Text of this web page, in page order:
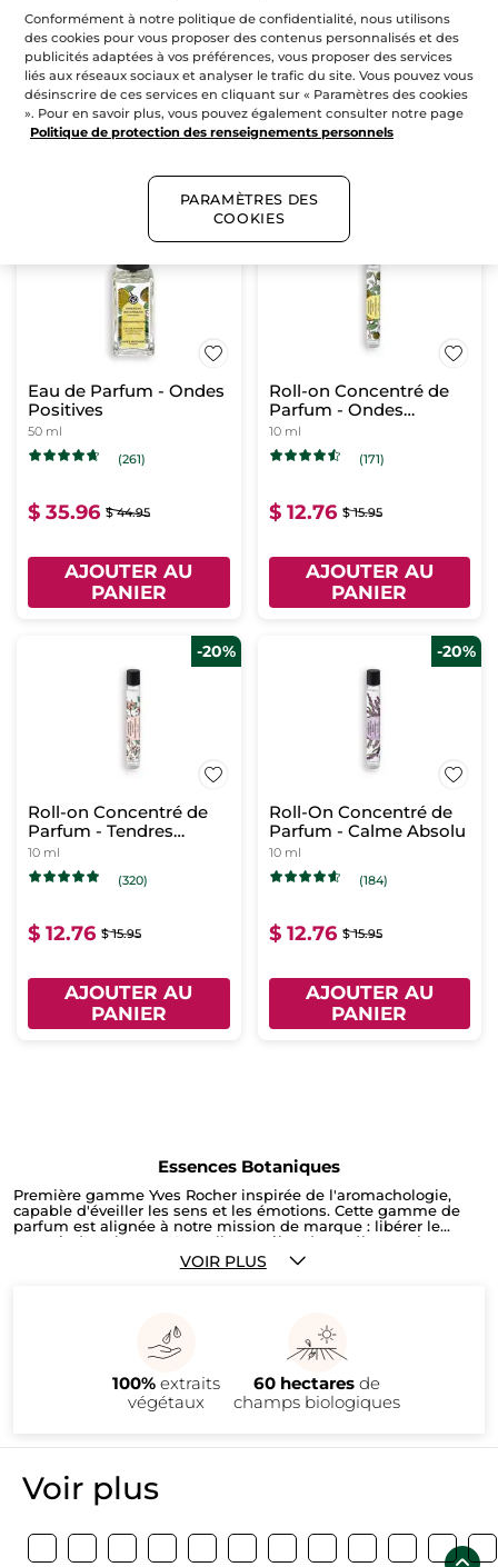
50 ml
(126)
$ 35.96 $ 44.95
PANIER
50 ml
(364)
$ 35.96 $ 44.95
PANIER
-20%
Eau de Parfum - Ondes
Positives
50 ml
(261)
$ 35.96 $ 44.95
AJOUTER AU
PANIER
Roll-on Concentré de
Parfum - Ondes
Positives
10 ml
(171)
$ 12.76 $ 15.95
AJOUTER AU
PANIER
-20%
Roll-on Concentré de
Parfum - Tendres
Instants
10 ml
(320)
$ 12.76 $ 15.95
AJOUTER AU
PANIER
-20%
Roll-On Concentré de
Parfum - Calme Absolu
10 ml
(184)
$ 12.76 $ 15.95
AJOUTER AU
PANIER
Essences Botaniques
Première gamme Yves Rocher inspirée de l'aromachologie,
capable d'éveiller les sens et les émotions. Cette gamme de
parfum est alignée à notre mission de marque : libérer le
pouvoir des plantes. Nouvelle manière d'appréhenser le
parfum : "sentir pour ressentir".
VOIR PLUS
100% extraits
végétaux
60 hectaresde
champs biologiques
Voir plus​
Conformément à notre politique de confidentialité, nous utilisons
des cookies pour vous proposer des contenus personnalisés et des
publicités adaptées à vos préférences, vous proposer des services
liés aux réseaux sociaux et analyser le trafic du site. Vous pouvez vous
désinscrire de ces services en cliquant sur « Paramètres des cookies
». Pour en savoir plus, vous pouvez également consulter notre page
Politique de protection des renseignements personnels
PARAMÈTRES DES
COOKIES